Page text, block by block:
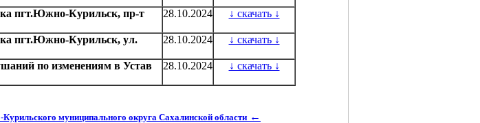
пгт.Южно-Курильск, пр-т
28.10.2024 ↓ скачать ↓
пгт.Южно-Курильск, ул.
28.10.2024 ↓ скачать ↓
по изменениям в Устав
28.10.2024 ↓ скачать ↓
муниципального округа Сахалинской области ←